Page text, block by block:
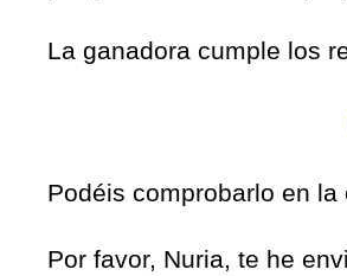
La ganadora cumple los
Podéis comprobarlo en
Por favor, Nuria, te he